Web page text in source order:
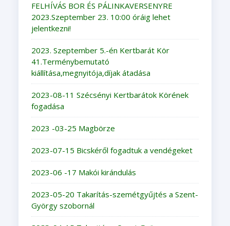
FELHÍVÁS BOR ÉS PÁLINKAVERSENYRE
2023.Szeptember 23. 10:00 óráig lehet
jelentkezni!
2023. Szeptember 5.-én Kertbarát Kör
41.Terménybemutató
kiállítása,megnyitója,díjak átadása
2023-08-11 Szécsényi Kertbarátok Körének
fogadása
2023 -03-25 Magbörze
2023-07-15 Bicskéről fogadtuk a vendégeket
2023-06 -17 Makói kirándulás
2023-05-20 Takarítás-szemétgyűjtés a Szent-
György szobornál